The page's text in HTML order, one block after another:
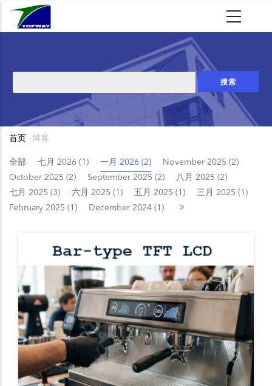
索
包
屑
首页 -博客
全部 七月 2026 (1) 一月 2026 (2)
November 2025 (2)
October 2025 (2)
September 2025 (2)
八月 2025 (2)
七月 2025 (3)
六月 2025 (1) 五月 2025 (1)
三月 2025 (1)
February 2025 (1)
December 2024 (1)